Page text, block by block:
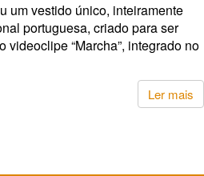
um vestido único, inteiramente
portuguesa, criado para ser
videoclipe “Marcha”, integrado no
Ler mais